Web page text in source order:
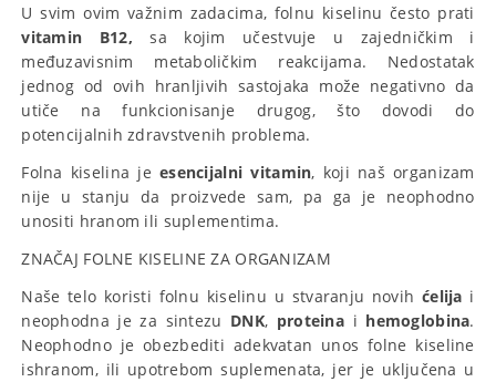
U svim ovim važnim zadacima, folnu kiselinu često prati
vitamin B12, sa kojim učestvuje u zajedničkim i
međuzavisnim metaboličkim reakcijama. Nedostatak
jednog od ovih hranljivih sastojaka može negativno da
utiče na funkcionisanje drugog, što dovodi do
potencijalnih zdravstvenih problema.
Folna kiselina jeesencijalni vitamin, koji naš organizam
nije u stanju da proizvede sam, pa ga je neophodno
unositi hranom ili suplementima.
ZNAČAJ FOLNE KISELINE ZA ORGANIZAM
Naše telo koristi folnu kiselinu u stvaranju novihćelija i
neophodna je za sintezu DNK, proteinai hemoglobina.
Neophodno je obezbediti adekvatan unos folne kiseline
ishranom, ili upotrebom suplemenata, jer je uključena u